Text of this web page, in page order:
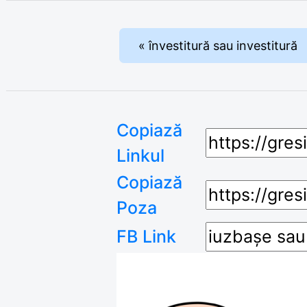
« învestitură sau investitură
Copiază
Linkul
Copiază
Poza
FB Link